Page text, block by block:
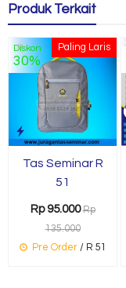
Produk Terkait
Paling Laris
Diskon
30%
Tas Seminar R
51
Rp 95.000 Rp
135.000
Pre Order/ R 51